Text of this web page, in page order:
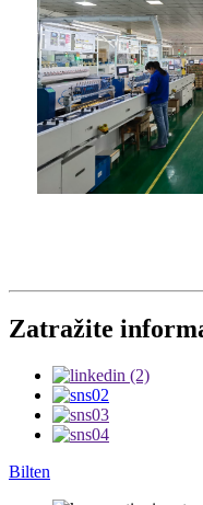
Zatražite
Bilten